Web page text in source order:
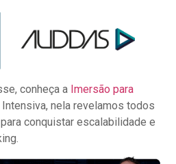
conheça a Imersão para
Intensiva, nela revelamos todos
conquistar escalabilidade e